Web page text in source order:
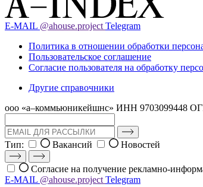
E-MAIL @ahouse.project Telegram
Политика в отношении обработки
Пользовательское соглашение
Согласие пользователя на обработку
Другие справочники
ооо «а–коммьюникейшнс» ИНН 9703099448
Тип: Вакансий Новостей
Согласие на получение рекламно-
E-MAIL @ahouse.project Telegram